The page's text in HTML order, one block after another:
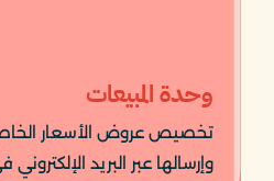
وحدة المبيعات
تخصيص عروض الأسعار
وإرسالها عبر البريد